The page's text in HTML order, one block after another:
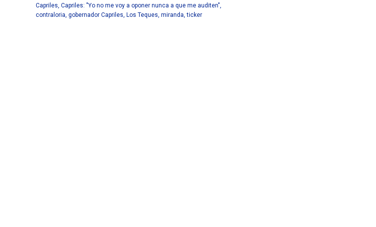
Capriles Capriles: "Yo no me voy a oponer nunca a que me auditen"
contraloria gobernador Capriles Los Teques miranda ,ticker